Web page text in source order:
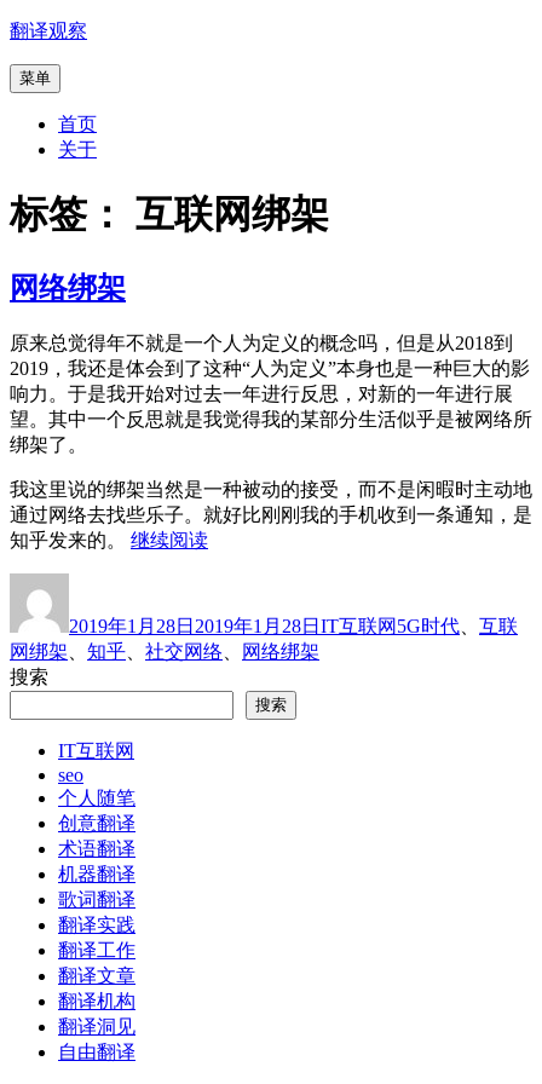
跳
内
翻译观察
菜单
首页
关于
标签： 互联网绑架
网络绑架
原来总觉得年不就是一个人为定义的概念吗，但是从2018到
2019，我还是体会到了这种“人为定义”本身也是一种巨大的影
响力。于是我开始对过去一年进行反思，对新的一年进行展
望。其中一个反思就是我觉得我的某部分生活似乎是被网络所
绑架了。
我这里说的绑架当然是一种被动的接受，而不是闲暇时主动地
通过网络去找些乐子。就好比刚刚我的手机收到一条通知，是
知乎发来的。 继续阅读“网
架”
于
2019年1月28日 2019年1月28日 IT互联网 5G时代
互联
网绑架
知乎 社交网络
网络绑架
搜索
搜索
IT互联网
seo
个人随笔
创意翻译
术语翻译
机器翻译
歌词翻译
翻译实践
翻译工作
翻译文章
翻译机构
翻译洞见
自由翻译